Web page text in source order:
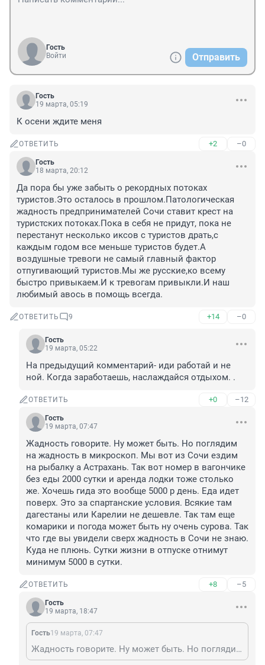
Гость
Войти
Отправить
Гость
19 марта, 05:19
К осени ждите меня
ОТВЕТИТЬ +2 –0
Гость
18 марта, 20:12
Да пора бы уже забыть о рекордных потоках
туристов.Это осталось в прошлом.Патологическая
жадность предпринимателей Сочи ставит крест на
туристских потоках.Пока в себя не придут, пока не
перестанут несколько иксов с туристов драть,с
каждым годом все меньше туристов будет.А
воздушные тревоги не самый главный фактор
отпугивающий туристов.Мы же русские,ко всему
быстро привыкаем.И к тревогам привыкли.И наш
любимый авось в помощь всегда.
ОТВЕТИТЬ 9 +14 –0
Гость
19 марта, 05:22
На предыдущий комментарий- иди работай и не
ной. Когда заработаешь, наслаждайся отдыхом. .
ОТВЕТИТЬ +0 –12
Гость
19 марта, 07:47
Жадность говорите. Ну может быть. Но поглядим
на жадность в микроскоп. Мы вот из Сочи ездим
на рыбалку а Астрахань. Так вот номер в вагончике
без еды 2000 сутки и аренда лодки тоже столько
же. Хочешь гида это вообще 5000 р день. Еда идет
поверх. Это за спартанские условия. Всякие там
дагестаны или Карелии не дешевле. Так там еще
комарики и погода может быть ну очень сурова. Так
что где вы увидели сверх жадность в Сочи не знаю.
Куда не плюнь. Сутки жизни в отпуске отнимут
минимум 5000 в сутки.
ОТВЕТИТЬ +8 –5
Гость
19 марта, 18:47
Гость19 марта, 07:47
Жадность говорите. Ну может быть. Но поглядим на жадность в микроскоп. Мы вот из Сочи ездим на рыбалку а Астрахань. Так вот номер в вагончике без еды 2000 сутки и аренда лодки тоже столько же. Хочешь гида это вообще 5000 р день. Еда идет поверх. Это за спартанские условия. Всякие там дагестаны или Карелии не дешевле. Так там еще комарики и погода может быть ну очень сурова. Так что где вы увидели сверх жадность в Сочи не знаю. Куда не плюнь. Сутки жизни в отпуске отнимут минимум 5000 в сутки.